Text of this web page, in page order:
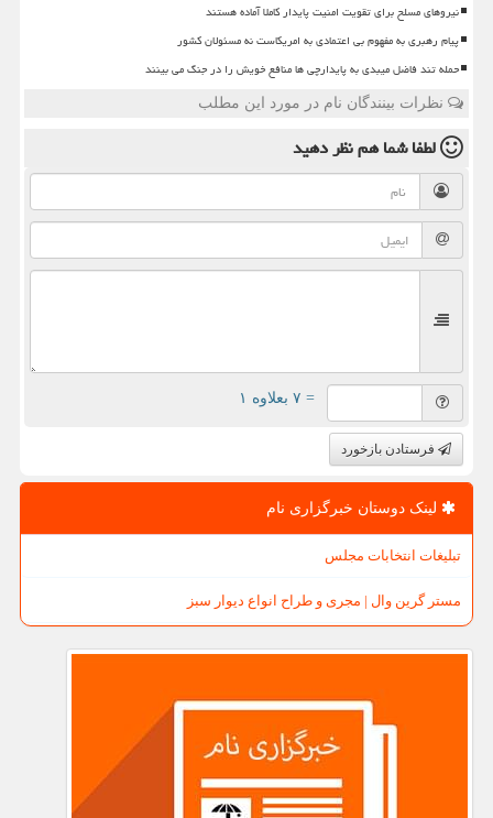
نیروهای مسلح برای تقویت امنیت پایدار کاملا آماده هستند
پیام رهبری به مفهوم بی اعتمادی به امریکاست نه مسئولان کشور
حمله تند فاضل میبدی به پایدارچی ها منافع خویش را در جنگ می بینند
نظرات بینندگان نام در مورد این مطلب
لطفا شما همنظر دهید
= ۷ بعلاوه ۱
فرستادن بازخورد
لینک دوستان خبرگزاری نام
تبلیغات انتخابات مجلس
مستر گرین وال | مجری و طراح انواع دیوار سبز